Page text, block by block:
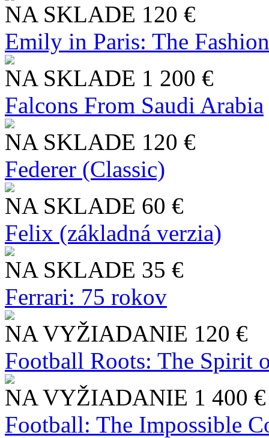
NA SKLADE 120 €
Emily in Paris: The
NA SKLADE 1 200 €
Falcons From Saudi Arabia
NA SKLADE 120 €
Federer (Classic)
NA SKLADE 60 €
Felix (základná verzia)
NA SKLADE 35 €
Ferrari: 75 rokov
NA VYŽIADANIE 120 €
Football Roots: The Spirit
NA VYŽIADANIE 1 400 €
Football: The Impossible